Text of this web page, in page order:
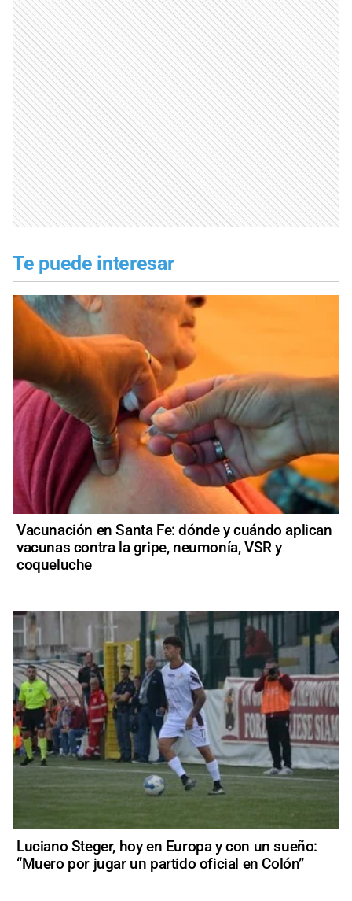
Te puede interesar
Vacunación en Santa Fe: dónde y cuándo aplican
vacunas contra la gripe, neumonía, VSR y
coqueluche
Luciano Steger, hoy en Europa y con un sueño:
“Muero por jugar un partido oficial en Colón”